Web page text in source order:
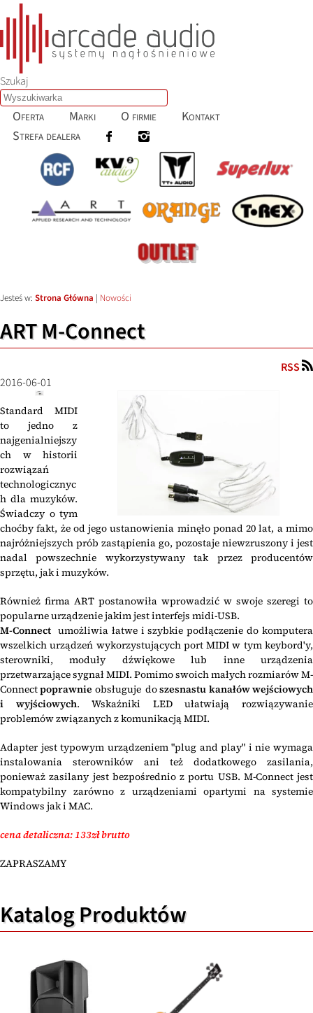
Szukaj
Oferta Marki O firmie
Kontakt
Strefa dealera
Jesteś w: Strona Główna | Nowości
ART M-Connect
RSS
2016-06-01
Standard MIDI
to jedno z
najgenialniejszy
ch w historii
rozwiązań
technologicznyc
h dla muzyków.
Świadczy o tym
choćby fakt, że od jego ustanowienia minęło ponad 20 lat, a mimo
najróżniejszych prób zastąpienia go, pozostaje niewzruszony i jest
nadal powszechnie wykorzystywany tak przez producentów
sprzętu, jak i muzyków.
Również firma ART postanowiła wprowadzić w swoje szeregi to
popularne urządzenie jakim jest interfejs midi-USB.
M-Connect umożliwia łatwe i szybkie podłączenie do komputera
wszelkich urządzeń wykorzystujących port MIDI w tym keybord'y,
sterowniki, moduły dźwiękowe lub inne urządzenia
przetwarzające sygnał MIDI. Pomimo swoich małych rozmiarów M-
Connectpoprawnie obsługuje doszesnastu kanałów wejściowych
i wyjściowych. Wskaźniki LED ułatwiają rozwiązywanie
problemów związanych z komunikacją MIDI.
Adapter jest typowym urządzeniem "plug and play" i nie wymaga
instalowania sterowników ani też dodatkowego zasilania,
ponieważ zasilany jest bezpośrednio z portu USB. M-Connect jest
kompatybilny zarówno z urządzeniami opartymi na systemie
Windows jak i MAC.
cena detaliczna: 133zł brutto
ZAPRASZAMY
Katalog Produktów